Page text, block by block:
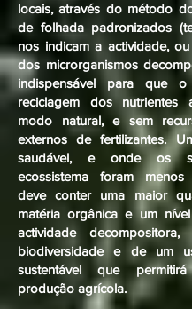
locais, através do método
de folhada padronizados
nos indicam a actividade,
dos microrganismos
indispensável para que
reciclagem dos nutrientes
modo natural, e sem
externos de fertilizantes.
saudável, e onde os
ecossistema foram menos
deve conter uma maior
matéria orgânica e um
actividade
biodiversidade e de um
sustentável que
produção agrícola.